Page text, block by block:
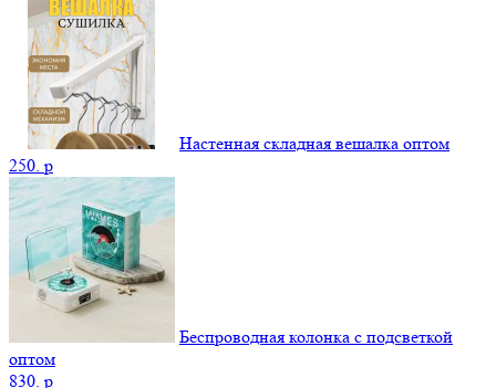
Настенная складная вешалка оптом
250. p
Беспроводная колонка с подсветкой
оптом
830. p